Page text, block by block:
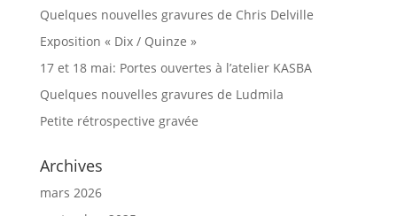
Quelques nouvelles gravures de Chris Delville
Exposition « Dix / Quinze »
17 et 18 mai: Portes ouvertes à l’atelier KASBA
Quelques nouvelles gravures de Ludmila
Petite rétrospective gravée
Archives
mars 2026